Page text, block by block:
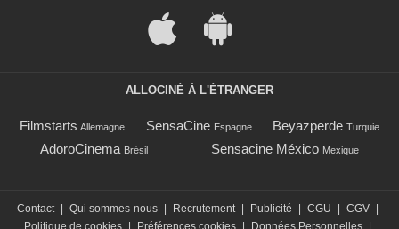
ALLOCINÉ À L'ÉTRANGER
Filmstarts Allemagne SensaCine Espagne Beyazperde Turquie
AdoroCinema Brésil Sensacine México Mexique
Contact | Qui sommes-nous | Recrutement | Publicité | CGU | CGV |
Politique de cookies | Préférences cookies | Données Personnelles |